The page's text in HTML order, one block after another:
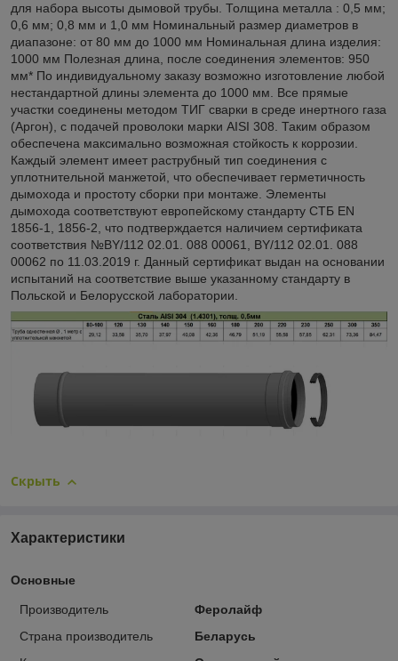
для набора высоты дымовой трубы. Толщина металла : 0,5 мм;
0,6 мм; 0,8 мм и 1,0 мм Номинальный размер диаметров в
диапазоне: от 80 мм до 1000 мм Номинальная длина изделия:
1000 мм Полезная длина, после соединения элементов: 950
мм* По индивидуальному заказу возможно изготовление любой
нестандартной длины элемента до 1000 мм. Все прямые
участки соединены методом ТИГ сварки в среде инертного газа
(Аргон), с подачей проволоки марки AISI 308. Таким образом
обеспечена максимально возможная стойкость к коррозии.
Каждый элемент имеет раструбный тип соединения c
уплотнительной манжетой, что обеспечивает герметичность
дымохода и простоту сборки при монтаже. Элементы
дымохода соответствуют европейскому стандарту СТБ EN
1856-1, 1856-2, что подтверждается наличием сертификата
соответствия №BY/112 02.01. 088 00061, BY/112 02.01. 088
00062 по 11.03.2019 г. Данный сертификат выдан на основании
испытаний на соответствие выше указанному стандарту в
Польской и Белорусской лаборатории.
Скрыть
Характеристики
Основные
Производитель
Феролайф
Страна производитель
Беларусь